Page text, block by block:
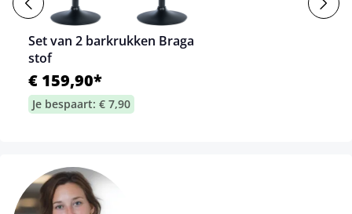
Set van 2 barkrukken Braga
stof
€ 159,90*
Je bespaart: € 7,90